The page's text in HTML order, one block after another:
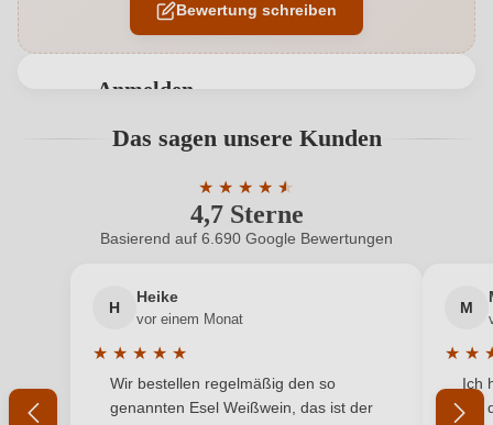
Ausbau Edelstahltank
Azienda Vitivinicola Baccichetto Umberto & C ss, Via
Lignano 46, 33050 Precenicco, Italien
Land Italien
Bewertung schreiben
Anmelden
Benutzern abgegeben werden. Bitte loggen Sie sich
Neuer Kunde? Neuer Kunde?
Ihre E-Mail-Adresse
Ihr Passwort
Das sagen unsere Kunden
4,7 Sterne
★ ★ ★ ★ ★
★
Durchschnittliche Bewertung von 4.7
Basierend auf 6.690 Google Bewertungen
H
Heike
vor einem Monat
★ ★ ★ ★ ★
Durchschnittliche Bewertung von 5 von 5 Sternen
Wir bestellen regelmäßig den so
genannten Esel Weißwein, das ist der
M
★ ★
Ich
mit